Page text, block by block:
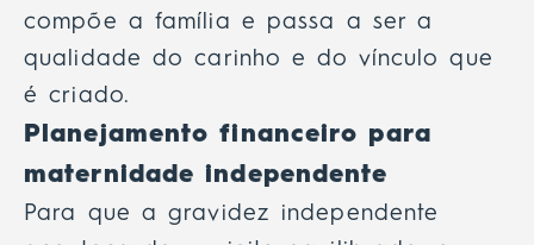
compõe a família e passa a ser a
qualidade do carinho e do vínculo que
é criado.
Planejamento financeiro para
maternidade independente
Para que a gravidez independente